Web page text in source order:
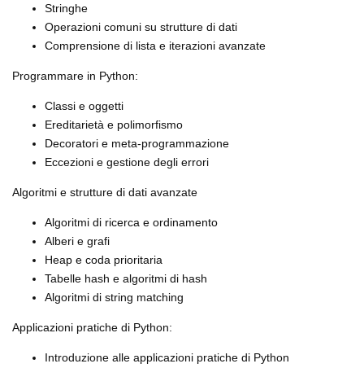
Stringhe
Operazioni comuni su strutture di dati
Comprensione di lista e iterazioni avanzate
Programmare in Python:
Classi e oggetti
Ereditarietà e polimorfismo
Decoratori e meta-programmazione
Eccezioni e gestione degli errori
Algoritmi e strutture di dati avanzate
Algoritmi di ricerca e ordinamento
Alberi e grafi
Heap e coda prioritaria
Tabelle hash e algoritmi di hash
Algoritmi di string matching
Applicazioni pratiche di Python:
Introduzione alle applicazioni pratiche di Python